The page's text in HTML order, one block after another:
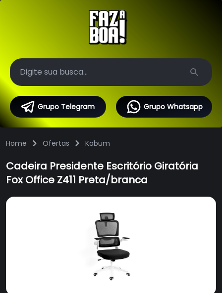
Search
Grupo Telegram Grupo Whatsapp
Home Ofertas Kabum
Cadeira Presidente Escritório Giratória
Fox Office Z411 Preta/branca